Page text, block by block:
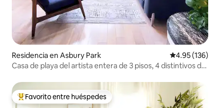
Residencia en Asbury Park Calificación
4.95 (136)
Casa de playa del artista entera de 3 pisos, 4 distintivos de
De los mejores en Favorito entre huéspedes
Favorito entre huéspedes